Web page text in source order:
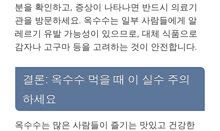
분을 확인하고, 증상이 나타나면 반드시 의료기
관을 방문하세요. 옥수수는 일부 사람들에게 알
레르기 유발 가능성이 있으므로, 대체 식품으로
감자나 고구마 등을 고려하는 것이 안전합니다.
결론: 옥수수 먹을 때 이 실수 주의
하세요
옥수수는 많은 사람들이 즐기는 맛있고 건강한